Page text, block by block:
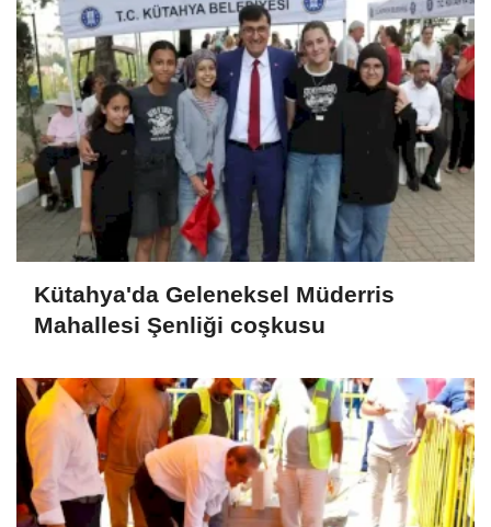
Kütahya'da Geleneksel Müderris
Mahallesi Şenliği coşkusu